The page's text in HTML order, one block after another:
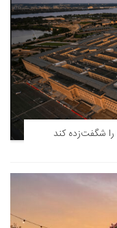
شگفت‌زده کند